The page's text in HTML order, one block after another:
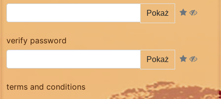
Pokaż
verify password
Pokaż
terms and conditions